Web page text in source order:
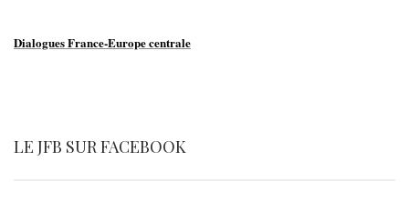
Dialogues France-Europe centrale
LE JFB SUR FACEBOOK